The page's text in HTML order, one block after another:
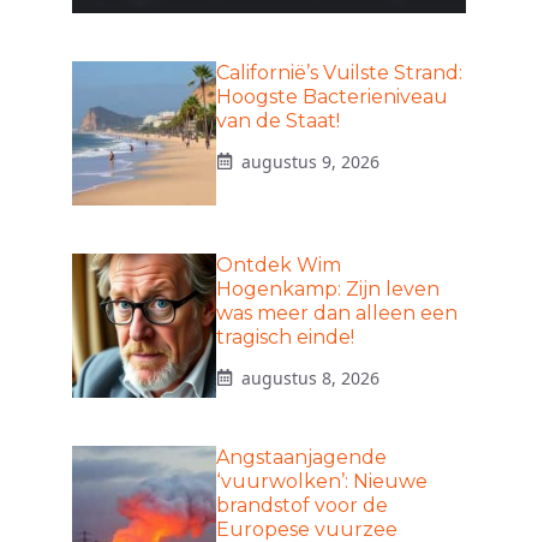
Californië’s Vuilste Strand:
Hoogste Bacterieniveau
van de Staat!
augustus 9, 2026
Ontdek Wim
Hogenkamp: Zijn leven
was meer dan alleen een
tragisch einde!
augustus 8, 2026
Angstaanjagende
‘vuurwolken’: Nieuwe
brandstof voor de
Europese vuurzee